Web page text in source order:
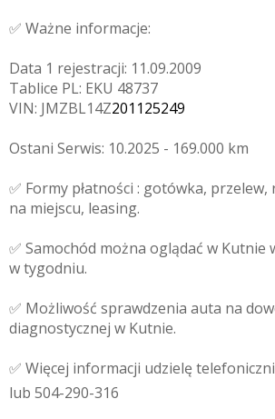
✅ Ważne informacje:
Data 1 rejestracji: 11.09.2009
Tablice PL: EKU 48737
VIN: JMZBL14Z201125249
Ostani Serwis: 10.2025 - 169.000 km
✅ Formy płatności : gotówka,
na miejscu, leasing.
✅ Samochód można oglądać w Kutnie
w tygodniu.
✅ Możliwość sprawdzenia auta na
diagnostycznej w Kutnie.
✅ Więcej informacji udzielę
lub 504-290-316